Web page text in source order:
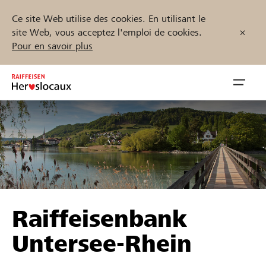
Ce site Web utilise des cookies. En utilisant le
site Web, vous acceptez l'emploi de cookies.
Pour en savoir plus
Inhalt
springen
öffnen
Parrainer
Soutien & assistance
Trouvez des projets et des organisations
Démarrez maintenant
Raiffeisenbank
Untersee-Rhein